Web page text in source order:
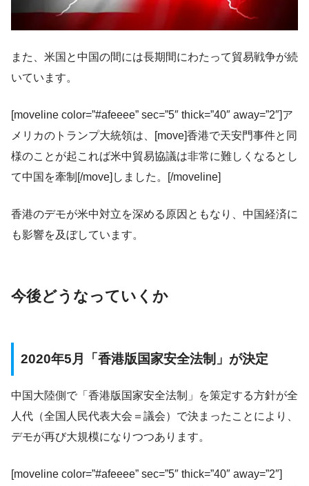
また、米国と中国の間には長期間にわたって貿易戦争が続
いています。
[moveline color=”#afeeee” sec=”5″ thick=”40″ away=”2″]ア
メリカのトランプ大統領は、[move]香港で天安門事件と同
様のことが起これば米中貿易協議は非常に難しくなるとし
て中国を牽制[/move]しました。[/moveline]
香港のデモが米中対立を深める原因ともなり、中国経済に
も影響を及ぼしています。
今後どうなっていくか
2020年5月「香港版国家安全法制」が決定
中国大陸側で「香港版国家安全法制」を策定する方針が全
人代（全国人民代表大会＝議会）で決まったことにより、
デモが再び大規模になりつつあります。
[moveline color=”#afeeee” sec=”5″ thick=”40″ away=”2″]